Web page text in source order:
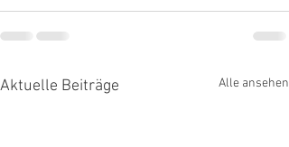
Aktuelle Beiträge Alle ansehen